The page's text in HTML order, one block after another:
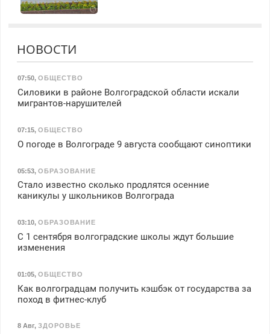
НОВОСТИ
07:50, ОБЩЕСТВО
Силовики в районе Волгоградской области искали
мигрантов-нарушителей
07:15, ОБЩЕСТВО
О погоде в Волгограде 9 августа сообщают синоптики
05:53, ОБРАЗОВАНИЕ
Стало известно сколько продлятся осенние
каникулы у школьников Волгограда
03:10, ОБРАЗОВАНИЕ
С 1 сентября волгоградские школы ждут большие
изменения
01:05, ОБЩЕСТВО
Как волгоградцам получить кэшбэк от государства за
поход в фитнес-клуб
8 Авг, ЗДОРОВЬЕ